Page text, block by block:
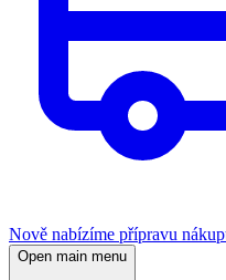
Nově nabízíme přípravu
Open main menu